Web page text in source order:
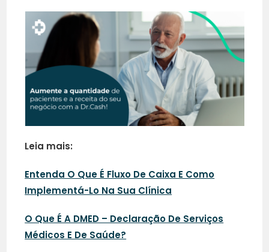
Leia mais:
Entenda O Que É Fluxo De Caixa E Como
Implementá-Lo Na Sua Clínica
O Que É A DMED – Declaração De Serviços
Médicos E De Saúde?